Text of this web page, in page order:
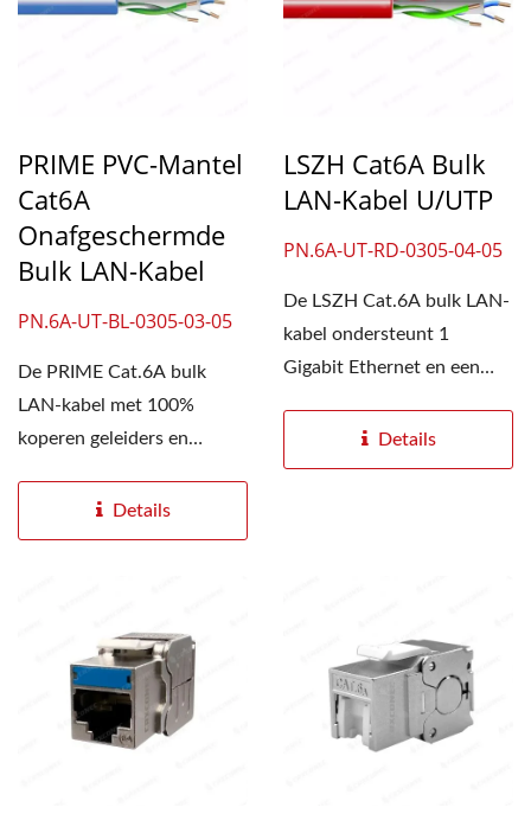
PRIME PVC-Mantel
Cat6A
Onafgeschermde
Bulk LAN-Kabel
PN.6A-UT-BL-0305-03-05
De PRIME Cat.6A bulk
LAN-kabel met 100%
koperen geleiders en
ondersteunt...Details
LSZH Cat6A Bulk
LAN-Kabel U/UTP
PN.6A-UT-RD-0305-04-05
De LSZH Cat.6A bulk LAN-
kabel ondersteunt 1
Gigabit Ethernet en een
Details